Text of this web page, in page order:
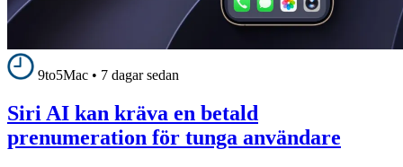
9to5Mac • 7 dagar sedan
Siri AI kan kräva en betald
prenumeration för tunga användare